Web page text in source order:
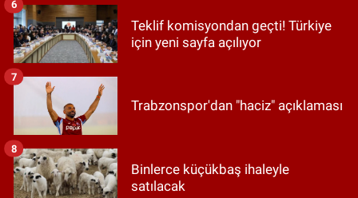
Teklif komisyondan geçti! Türkiye
için yeni sayfa açılıyor
6
Trabzonspor'dan "haciz" açıklaması
7
Binlerce küçükbaş ihaleyle
satılacak
8